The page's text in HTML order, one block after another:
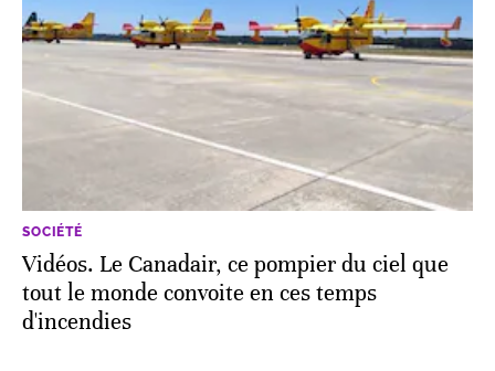
SOCIÉTÉ
Vidéos. Le Canadair, ce pompier du ciel que
tout le monde convoite en ces temps
d'incendies